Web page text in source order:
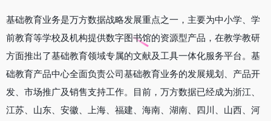
基础教育业务是万方数据战略发展重点之一，主要为中小学、学
前教育等学校及机构提供数字图书馆的资源型产品，在教学教研
方面推出了基础教育领域专属的文献及工具一体化服务平台。基
础教育产品中心全面负责公司基础教育业务的发展规划、产品开
发、市场推广及销售支持工作。目前，万方数据已经成为浙江、
江苏、山东、安徽、上海、福建、海南、湖南、四川、山西、河